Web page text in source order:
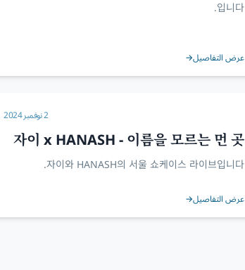
입니다.
عرض التفاصيل→
2 نوفمبر 2024
자이 x HANASH - 이름을 모르는 먼 곳
의 그대에게 서울 쇼케이스
자이와 HANASH의 서울 쇼케이스 라이브입니다.
عرض التفاصيل→